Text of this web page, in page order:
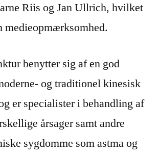
Riis og Jan Ullrich, hvilket
medieopmærksomhed.
benytter sig af en god
og traditionel kinesisk
er specialister i behandling af
årsager samt andre
sygdomme som astma og